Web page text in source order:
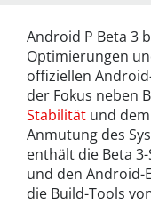
Android P Beta 3
Optimierungen
offiziellen
der Fokus neben
Stabilität und
Anmutung des
enthält die Beta
und den Android-
die Build-Tools